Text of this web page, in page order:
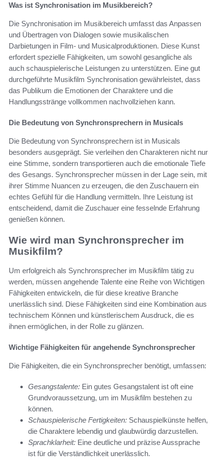
Was ist Synchronisation im Musikbereich?
Die Synchronisation im Musikbereich umfasst das Anpassen
und Übertragen von Dialogen sowie musikalischen
Darbietungen in Film- und Musicalproduktionen. Diese Kunst
erfordert spezielle Fähigkeiten, um sowohl gesangliche als
auch schauspielerische Leistungen zu unterstützen. Eine gut
durchgeführte Musikfilm Synchronisation gewährleistet, dass
das Publikum die Emotionen der Charaktere und die
Handlungsstränge vollkommen nachvollziehen kann.
Die Bedeutung von Synchronsprechern in Musicals
Die Bedeutung von Synchronsprechern ist in Musicals
besonders ausgeprägt. Sie verleihen den Charakteren nicht nur
eine Stimme, sondern transportieren auch die emotionale Tiefe
des Gesangs. Synchronsprecher müssen in der Lage sein, mit
ihrer Stimme Nuancen zu erzeugen, die den Zuschauern ein
echtes Gefühl für die Handlung vermitteln. Ihre Leistung ist
entscheidend, damit die Zuschauer eine fesselnde Erfahrung
genießen können.
Wie wird man Synchronsprecher im
Musikfilm?
Um erfolgreich als Synchronsprecher im Musikfilm tätig zu
werden, müssen angehende Talente eine Reihe von Wichtigen
Fähigkeiten entwickeln, die für diese kreative Branche
unerlässlich sind. Diese Fähigkeiten sind eine Kombination aus
technischem Können und künstlerischem Ausdruck, die es
ihnen ermöglichen, in der Rolle zu glänzen.
Wichtige Fähigkeiten für angehende Synchronsprecher
Die Fähigkeiten, die ein Synchronsprecher benötigt, umfassen:
Gesangstalente: Ein gutes Gesangstalent ist oft eine
Grundvoraussetzung, um im Musikfilm bestehen zu
können.
Schauspielerische Fertigkeiten: Schauspielkünste helfen,
die Charaktere lebendig und glaubwürdig darzustellen.
Sprachklarheit: Eine deutliche und präzise Aussprache
ist für die Verständlichkeit unerlässlich.